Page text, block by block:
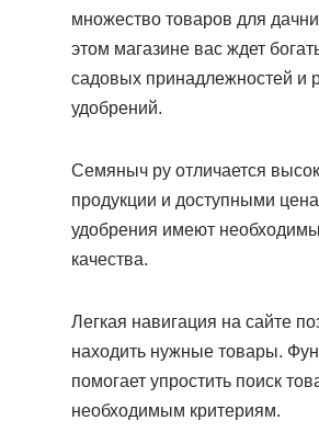
множество товаров для
этом магазине вас ждет
садовых принадлежностей и
удобрений.
Семяныч ру отличается
продукции и доступными
удобрения имеют
качества.
Легкая навигация на сайте
находить нужные товары.
помогает упростить поиск
необходимым критериям.